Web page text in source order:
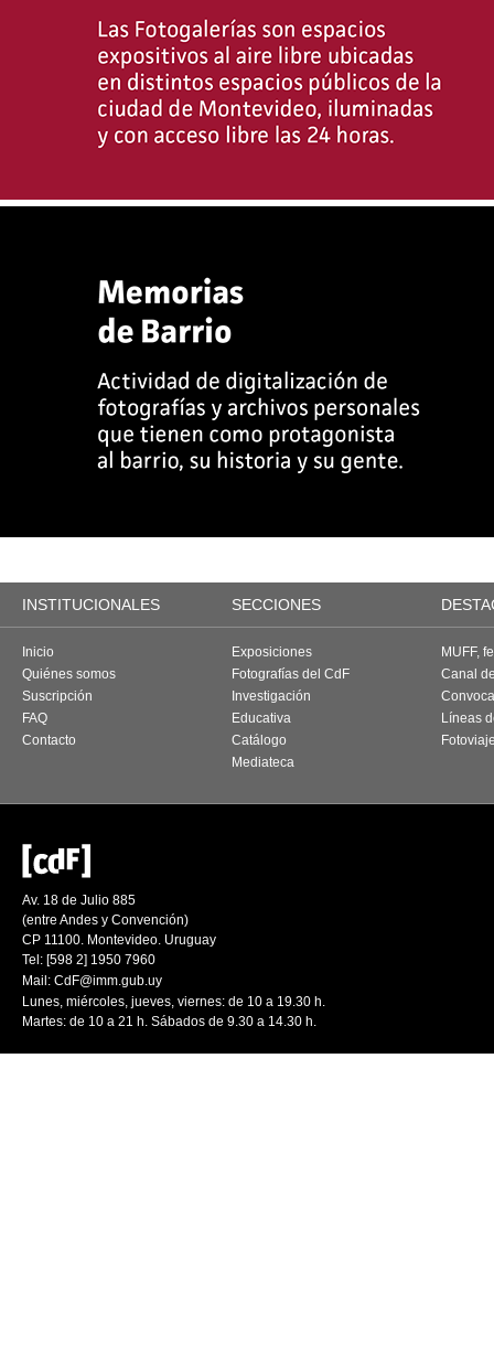
INSTITUCIONALES SECCIONES
Inicio
Quiénes somos
Suscripción
FAQ
Contacto
Exposiciones
Fotografías del CdF
Investigación
Educativa
Catálogo
Mediateca
MUFF,
Canal
Líneas
Av. 18 de Julio 885
(entre Andes y Convención)
CP 11100. Montevideo. Uruguay
Tel: [598 2] 1950 7960
Mail: CdF@imm.gub.uy
Lunes, miércoles, jueves, viernes: de 10 a 19.30 h.
Martes: de 10 a 21 h. Sábados de 9.30 a 14.30 h.